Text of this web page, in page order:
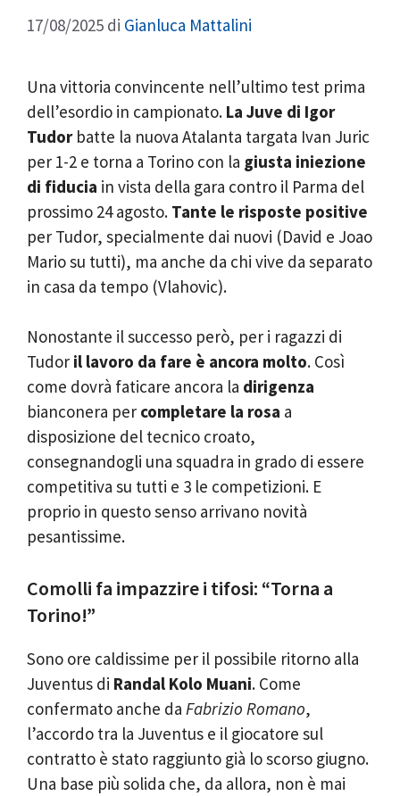
17/08/2025 di Gianluca Mattalini
Una vittoria convincente nell’ultimo test prima
dell’esordio in campionato. La Juve di Igor
Tudorbatte la nuova Atalanta targata Ivan Juric
per 1-2 e torna a Torino con la giusta iniezione
di fiducia in vista della gara contro il Parma del
prossimo 24 agosto. Tante le risposte positive
per Tudor, specialmente dai nuovi (David e Joao
Mario su tutti), ma anche da chi vive da separato
in casa da tempo (Vlahovic).
Nonostante il successo però, per i ragazzi di
Tudor il lavoro da fare è ancora molto. Così
come dovrà faticare ancora la dirigenza
bianconera per completare la rosa a
disposizione del tecnico croato,
consegnandogli una squadra in grado di essere
competitiva su tutti e 3 le competizioni. E
proprio in questo senso arrivano novità
pesantissime.
Comolli fa impazzire i tifosi: “Torna a
Torino!”
Sono ore caldissime per il possibile ritorno alla
Juventus di Randal Kolo Muani. Come
confermato anche da Fabrizio Romano,
l’accordo tra la Juventus e il giocatore sul
contratto è stato raggiunto già lo scorso giugno.
Una base più solida che, da allora, non è mai